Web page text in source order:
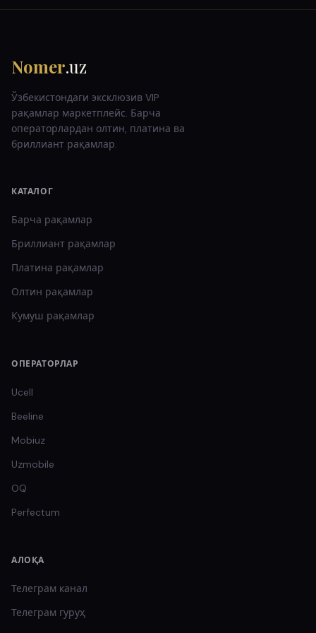
Nomer.uz
Ўзбекистондаги эксклюзив VIP
рақамлар маркетплейс. Барча
операторлардан олтин, платина ва
бриллиант рақамлар.
КАТАЛОГ
Барча рақамлар
Бриллиант рақамлар
Платина рақамлар
Олтин рақамлар
Кумуш рақамлар
ОПЕРАТОРЛАР
Ucell
Beeline
Mobiuz
Uzmobile
OQ
Perfectum
АЛОҚА
Телеграм канал
Телеграм гуруҳ